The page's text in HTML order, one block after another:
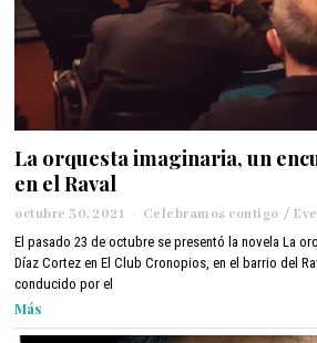
La orquesta imaginaria, un
en el Raval
octubre 30, 2021
c
t
e
Celebramos contigo /
El pasado 23 de octubre se presentó la novela La
Díaz Cortez en El Club Cronopios, en el barrio del
conducido por el
Más